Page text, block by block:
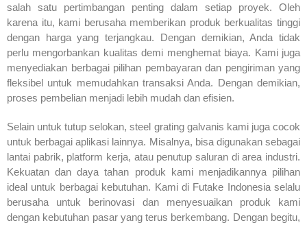
salah satu pertimbangan penting dalam setiap proyek. Oleh
karena itu, kami berusaha memberikan produk berkualitas tinggi
dengan harga yang terjangkau. Dengan demikian, Anda tidak
perlu mengorbankan kualitas demi menghemat biaya. Kami juga
menyediakan berbagai pilihan pembayaran dan pengiriman yang
fleksibel untuk memudahkan transaksi Anda. Dengan demikian,
proses pembelian menjadi lebih mudah dan efisien.
Selain untuk tutup selokan, steel grating galvanis kami juga cocok
untuk berbagai aplikasi lainnya. Misalnya, bisa digunakan sebagai
lantai pabrik, platform kerja, atau penutup saluran di area industri.
Kekuatan dan daya tahan produk kami menjadikannya pilihan
ideal untuk berbagai kebutuhan. Kami di Futake Indonesia selalu
berusaha untuk berinovasi dan menyesuaikan produk kami
dengan kebutuhan pasar yang terus berkembang. Dengan begitu,